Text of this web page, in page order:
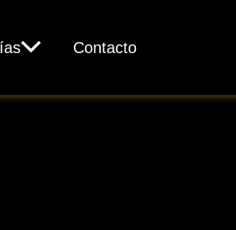
Contacto